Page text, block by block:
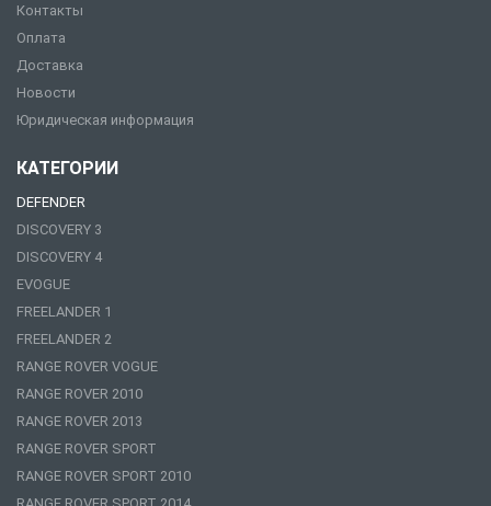
Контакты
Оплата
Доставка
Новости
Юридическая информация
КАТЕГОРИИ
DEFENDER
DISCOVERY 3
DISCOVERY 4
EVOGUE
FREELANDER 1
FREELANDER 2
RANGE ROVER VOGUE
RANGE ROVER 2010
RANGE ROVER 2013
RANGE ROVER SPORT
RANGE ROVER SPORT 2010